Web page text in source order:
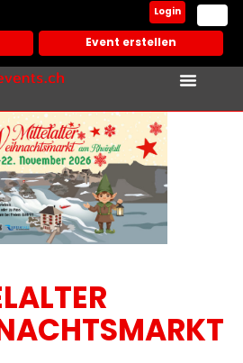
Event erstellen
Login